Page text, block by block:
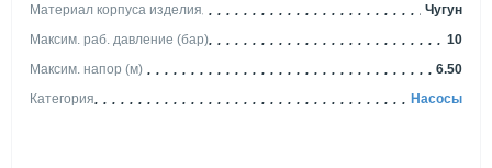
Материал корпуса изделия
Чугун
Максим. раб. давление (бар)
10
Максим. напор (м)
6.50
Категория
Насосы